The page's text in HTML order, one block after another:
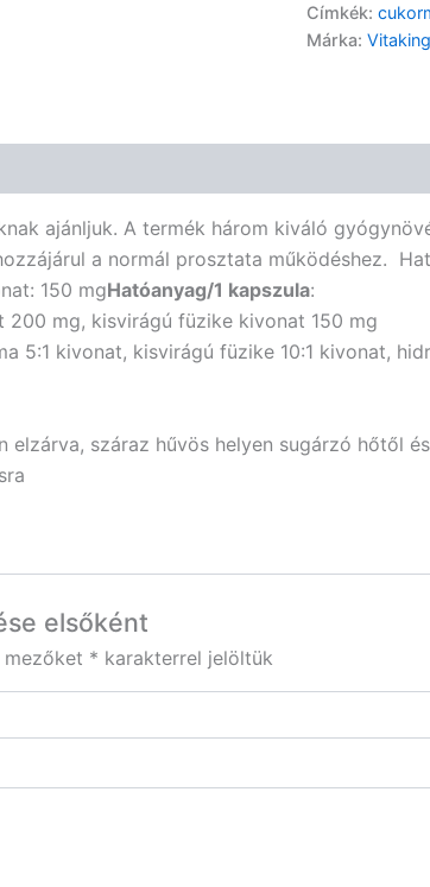
Címkék:
Márka: Vitaking
ajánljuk. A termék három kiváló
a normál prosztata működéshez.
150 mgHatóanyag/1 kapszula:
mg, kisvirágú füzike kivonat 150 mg
5:1 kivonat, kisvirágú füzike 10:1 kivonat,
elzárva, száraz hűvös helyen sugárzó hőtől
elsőként
* karakterrel jelöltük